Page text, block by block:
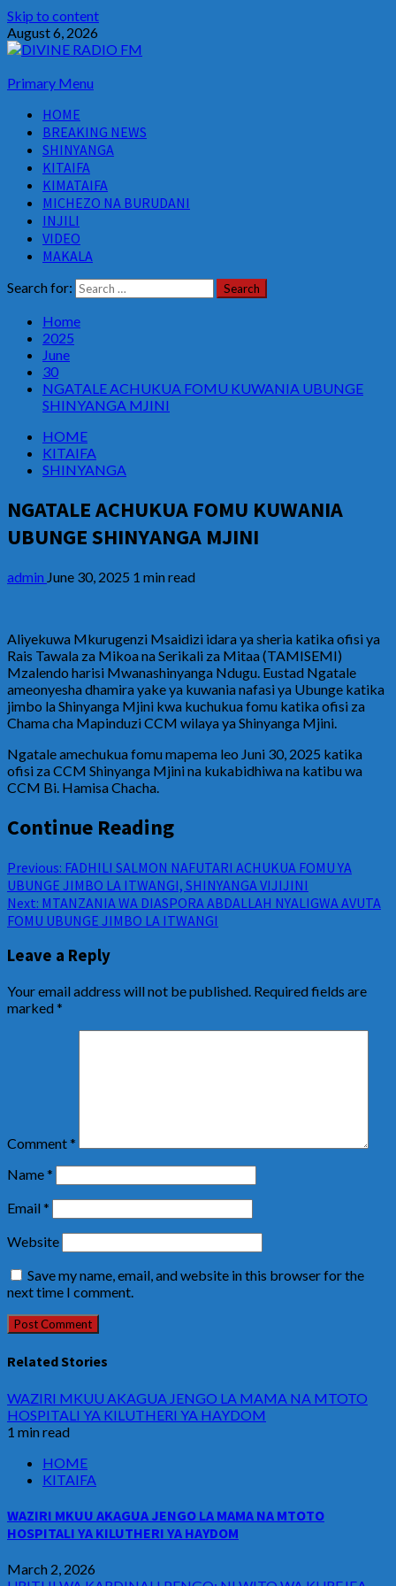
Skip to content
August 6, 2026
Primary Menu
HOME
BREAKING NEWS
SHINYANGA
KITAIFA
KIMATAIFA
MICHEZO NA BURUDANI
INJILI
VIDEO
MAKALA
Search for:
Home
2025
June
30
NGATALE ACHUKUA FOMU KUWANIA UBUNGE
SHINYANGA MJINI
HOME
KITAIFA
SHINYANGA
NGATALE ACHUKUA FOMU KUWANIA
UBUNGE SHINYANGA MJINI
admin June 30, 2025 1 min read
Aliyekuwa Mkurugenzi Msaidizi idara ya sheria katika ofisi ya
Rais Tawala za Mikoa na Serikali za Mitaa (TAMISEMI)
Mzalendo harisi Mwanashinyanga Ndugu. Eustad Ngatale
ameonyesha dhamira yake ya kuwania nafasi ya Ubunge katika
jimbo la Shinyanga Mjini kwa kuchukua fomu katika ofisi za
Chama cha Mapinduzi CCM wilaya ya Shinyanga Mjini.
Ngatale amechukua fomu mapema leo Juni 30, 2025 katika
ofisi za CCM Shinyanga Mjini na kukabidhiwa na katibu wa
CCM Bi. Hamisa Chacha.
Continue Reading
Previous: FADHILI SALMON NAFUTARI ACHUKUA FOMU YA
UBUNGE JIMBO LA ITWANGI, SHINYANGA VIJIJINI
Next: MTANZANIA WA DIASPORA ABDALLAH NYALIGWA AVUTA
FOMU UBUNGE JIMBO LA ITWANGI
Leave a Reply
Your email address will not be published. Required fields are
marked*
Comment*
Name*
Email*
Website
Save my name, email, and website in this browser for the
next time I comment.
Related Stories
WAZIRI MKUU AKAGUA JENGO LA MAMA NA MTOTO
HOSPITALI YA KILUTHERI YA HAYDOM
1 min read
HOME
KITAIFA
WAZIRI MKUU AKAGUA JENGO LA MAMA NA MTOTO
HOSPITALI YA KILUTHERI YA HAYDOM
March 2, 2026